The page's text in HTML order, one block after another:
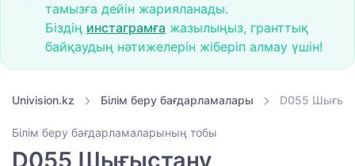
тамызға дейін жарияланады.
Біздің инстаграмға жазылыңыз, гранттық
байқаудың нәтижелерін жіберіп алмау үшін!
Univision.kz Білім беру бағдарламалары D055
Білім беру бағдарламаларының тобы
D055 Шығыстану